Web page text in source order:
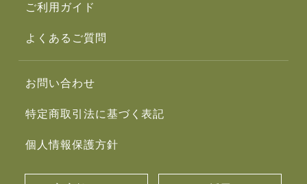
ご利用ガイド
よくあるご質問
お問い合わせ
特定商取引法に基づく表記
個人情報保護方針